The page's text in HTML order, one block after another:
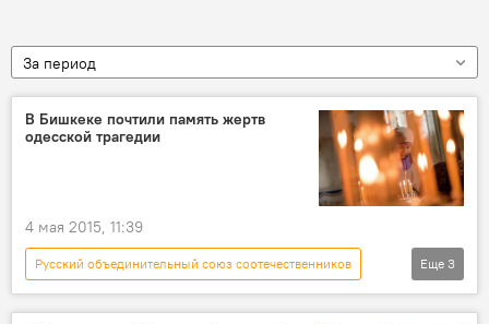
За период
В Бишкеке почтили память жертв
одесской трагедии
4 мая 2015, 11:39
Русский объединительный союз соотечественников
Новости
Кыргызстан Общество
Еще 3